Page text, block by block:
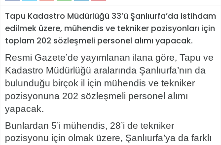
Tapu Kadastro Müdürlüğü 33’ü Şanlıurfa’da istihdam
edilmek üzere, mühendis ve tekniker pozisyonları için
toplam 202 sözleşmeli personel alımı yapacak.
Resmi Gazete’de yayımlanan ilana göre, Tapu ve
Kadastro Müdürlüğü aralarında Şanlıurfa’nın da
bulunduğu birçok il için mühendis ve tekniker
pozisyonuna 202 sözleşmeli personel alımı
yapacak.
Bunlardan 5’i mühendis, 28’i de tekniker
pozisyonu için olmak üzere, Şanlıurfa’ya da farklı